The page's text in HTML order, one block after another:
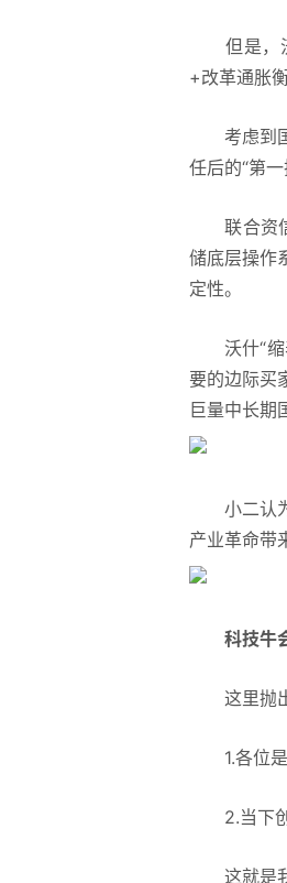
但是，沃
+改革通胀
考虑到国
任后的“第一
联合资信
储底层操作
定性。
沃什“缩
要的边际买
巨量中长期
小二认为
产业革命带
科技牛
这里抛出
1.各位是
2.当下创
这就是我